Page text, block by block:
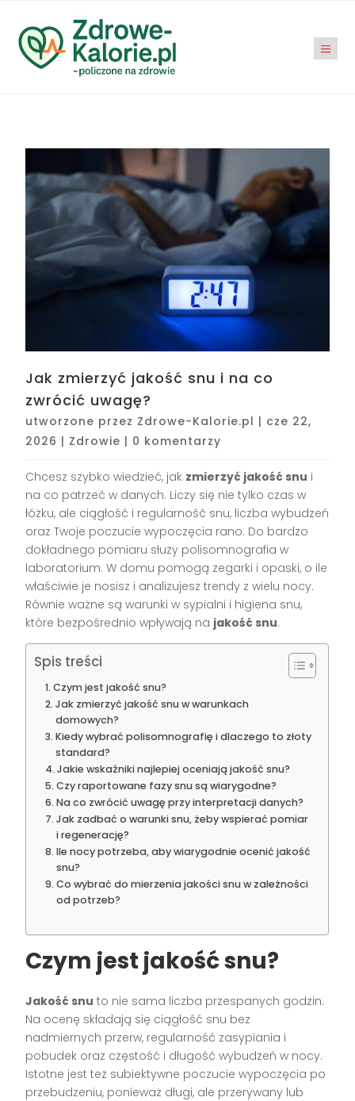
Jak zmierzyć jakość snu i na co
zwrócić uwagę?
utworzone przez Zdrowe-Kalorie.pl | cze 22,
2026 | Zdrowie | 0 komentarzy
Chcesz szybko wiedzieć, jak zmierzyć jakość snu i
na co patrzeć w danych. Liczy się nie tylko czas w
łóżku, ale ciągłość i regularność snu, liczba wybudzeń
oraz Twoje poczucie wypoczęcia rano. Do bardzo
dokładnego pomiaru służy polisomnografia w
laboratorium. W domu pomogą zegarki i opaski, o ile
właściwie je nosisz i analizujesz trendy z wielu nocy.
Równie ważne są warunki w sypialni i higiena snu,
które bezpośrednio wpływają na jakość snu.
Spis treści
Czym jest jakość snu?
Jak zmierzyć jakość snu w warunkach
domowych?
Kiedy wybrać polisomnografię i dlaczego to złoty
standard?
Jakie wskaźniki najlepiej oceniają jakość snu?
Czy raportowane fazy snu są wiarygodne?
Na co zwrócić uwagę przy interpretacji danych?
Jak zadbać o warunki snu, żeby wspierać pomiar
i regenerację?
Ile nocy potrzeba, aby wiarygodnie ocenić jakość
snu?
Co wybrać do mierzenia jakości snu w zależności
od potrzeb?
Czym jest jakość snu?
Jakość snu to nie sama liczba przespanych godzin.
Na ocenę składają się ciągłość snu bez
nadmiernych przerw, regularność zasypiania i
pobudek oraz częstość i długość wybudzeń w nocy.
Istotne jest też subiektywne poczucie wypoczęcia po
przebudzeniu, ponieważ długi, ale przerywany lub